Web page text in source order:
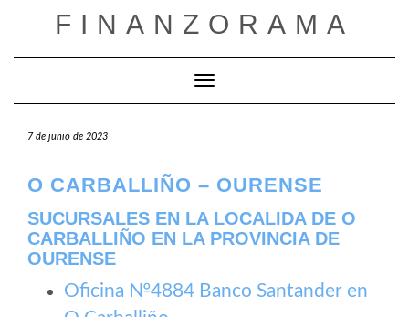
FINANZORAMA
Cambiar modo de navegación
7 de junio de 2023
O CARBALLIÑO – OURENSE
SUCURSALES EN LA LOCALIDA DE O
CARBALLIÑO EN LA PROVINCIA DE
OURENSE
Oficina №4884 Banco Santander en